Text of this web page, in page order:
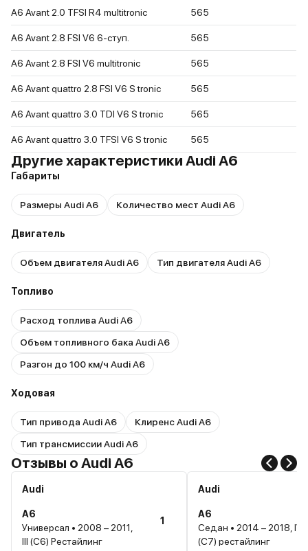
A6 Avant 2.0 TFSI R4 multitronic 565
A6 Avant 2.8 FSI V6 6-ступ. 565
A6 Avant 2.8 FSI V6 multitronic 565
A6 Avant quattro 2.8 FSI V6 S tronic 565
A6 Avant quattro 3.0 TDI V6 S tronic 565
A6 Avant quattro 3.0 TFSI V6 S tronic 565
Другие характеристики Audi A6
Габариты
Размеры Audi A6 Количество мест Audi A6
Двигатель
Объем двигателя Audi A6 Тип двигателя Audi A6
Топливо
Расход топлива Audi A6
Объем топливного бака Audi A6
Разгон до 100 км/ч Audi A6
Ходовая
Тип привода Audi A6
Клиренс Audi A6
Тип трансмиссии Audi A6
Отзывы о Audi A6
Audi
A6
Универсал • 2008 – 2011,
III (C6) Рестайлинг
1
Audi
A6
Седан • 2014 – 2018, IV
(C7) рестайлинг